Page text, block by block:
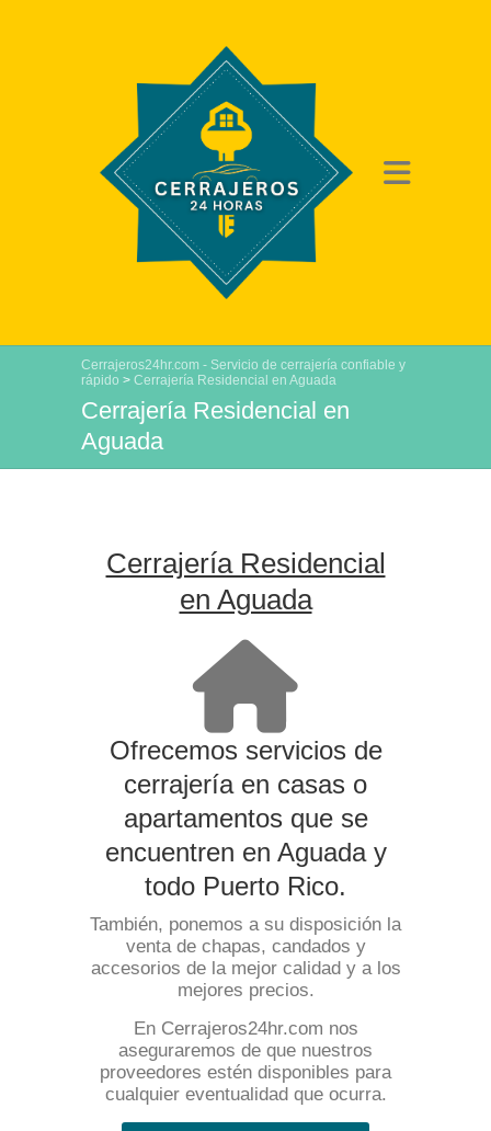
Cerrajeros24hr.com - Servicio de cerrajería confiable y
rápido > Cerrajería Residencial en Aguada
Cerrajería Residencial en
Aguada
Cerrajería Residencial
en Aguada
Ofrecemos servicios de
cerrajería en casas o
apartamentos que se
encuentren en Aguada y
todo Puerto Rico.
También, ponemos a su disposición la
venta de chapas, candados y
accesorios de la mejor calidad y a los
mejores precios.
En Cerrajeros24hr.com nos
aseguraremos de que nuestros
proveedores estén disponibles para
cualquier eventualidad que ocurra.